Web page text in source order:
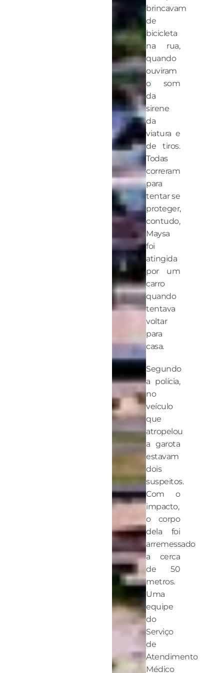
brincavam
de
bicicleta
na rua,
quando
ouviram
o som
da
sirene
da
viatura e
de tiros.
Todas
correram
para
tentar se
proteger,
contudo,
Maysa
foi
atingida
por um
carro
quando
tentava
voltar
para
casa.
Segundo
a polícia,
no
veículo
que
atropelou
a garota
estavam
dois
suspeitos.
Com o
impacto,
o corpo
dela foi
arremessado
a cerca
de 50
metros.
Uma
equipe
do
Serviço
de
Atendimento
Médico